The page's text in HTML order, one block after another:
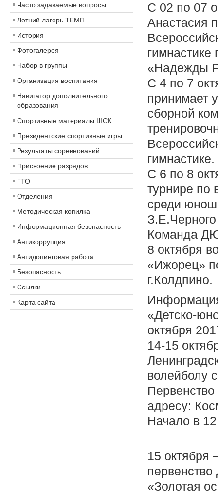
Часто задаваемые вопросы
Летний лагерь ТЕМП
История
Фотогалерея
Набор в группы
Организация воспитания
Навигатор дополнительного
образования
Спортивные материалы ШСК
Президентские спортивные игры
Результаты соревнований
Присвоение разрядов
ГТО
Отделения
Методическая копилка
Информационная безопасность
Антикоррупция
Антидопинговая работа
Безопасность
Ссылки
Карта сайта
С 02 по 07
Анастасия
«Надежды
С 4 по 7
принимает
сборной
гимнастике.
С 6 по 8
турнире по
среди
З.Е.Черного
Команда
8 октября
«Ижорец»
г.Колдпино.
«Детско-
октября
14-15
волейболу
адресу:
Начало в
15 октября
«Золотая